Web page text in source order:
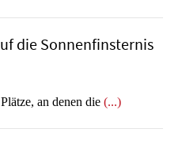
die Sonnenfinsternis
an denen die (...)